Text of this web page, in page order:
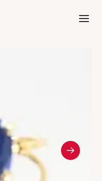
de Crédit Municipal